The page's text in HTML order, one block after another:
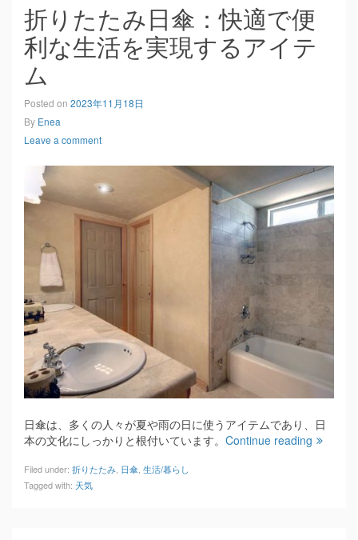
折りたたみ日傘：快適で便
利な生活を実現するアイテ
ム
Posted on 2023年11月18日
By Enea
Leave a comment
日傘は、多くの人々が夏や雨の日に使うアイテムであり、日
本の文化にしっかりと根付いています。 Continue reading
Filed under: 折りたたみ 日傘 生活/暮らし
Tagged with: 天気